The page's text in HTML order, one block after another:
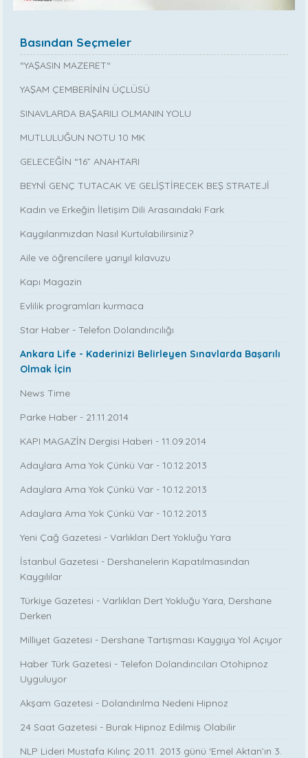
Basından Seçmeler
“YAŞASIN MAZERET“
YAŞAM ÇEMBERİNİN ÜÇLÜSÜ
SINAVLARDA BAŞARILI OLMANIN YOLU
MUTLULUĞUN NOTU 10 MK
GELECEĞİN “16” ANAHTARI
BEYNİ GENÇ TUTACAK VE GELİŞTİRECEK BEŞ STRATEJİ
Kadın ve Erkeğin İletişim Dili Arasaındaki Fark
Kaygılarımızdan Nasıl Kurtulabilirsiniz?
Aile ve öğrencilere yarıyıl kılavuzu
Kapı Magazin
Evlilik programları kurmaca
Star Haber - Telefon Dolandırıcılığı
Ankara Life - Kaderinizi Belirleyen Sınavlarda Başarılı
Olmak İçin
News Time
Parke Haber - 21.11.2014
KAPI MAGAZİN Dergisi Haberi - 11.09.2014
Adaylara Ama Yok Çünkü Var - 10.12.2013
Adaylara Ama Yok Çünkü Var - 10.12.2013
Adaylara Ama Yok Çünkü Var - 10.12.2013
Yeni Çağ Gazetesi - Varlıkları Dert Yokluğu Yara
İstanbul Gazetesi - Dershanelerin Kapatılmasından
Kaygılılar
Türkiye Gazetesi - Varlıkları Dert Yokluğu Yara, Dershane
Derken
Milliyet Gazetesi - Dershane Tartışması Kaygıya Yol Açıyor
Haber Türk Gazetesi - Telefon Dolandırıcıları Otohipnoz
Uyguluyor
Akşam Gazetesi - Dolandırılma Nedeni Hipnoz
24 Saat Gazetesi - Burak Hipnoz Edilmiş Olabilir
NLP Lideri Mustafa Kılınç 20.11. 2013 günü ‘Emel Aktan’ın 3.